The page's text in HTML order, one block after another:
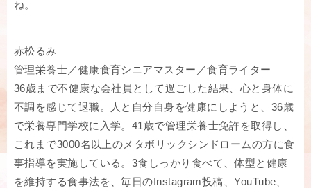
ね。
赤松るみ
管理栄養士／健康食育シニアマスター／食育ライター
36歳まで不健康な会社員として過ごした結果、心と身体に
不調を感じて退職。人と自分自身を健康にしようと、36歳
で栄養専門学校に入学。41歳で管理栄養士免許を取得し、
これまで3000名以上のメタボリックシンドロームの方に食
事指導を実施している。3食しっかり食べて、体型と健康
を維持する食事法を、毎日のInstagram投稿、YouTube、